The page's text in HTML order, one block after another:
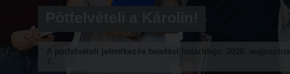
A pótfelvételi jelentkezés beadási határideje: 2026. augusztus